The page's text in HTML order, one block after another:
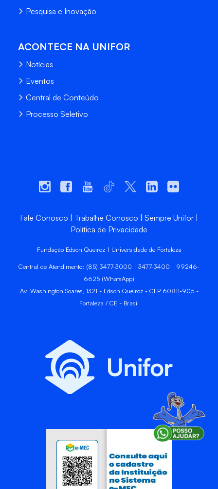
Pesquisa e Inovação
ACONTECE NA UNIFOR
Notícias
Eventos
Central de Conteúdo
Processo Seletivo
Fale Conosco Trabalhe Conosco
Sempre Unifor
Política de Privacidade
Fundação Edson Queiroz | Universidade de Fortaleza
Central de Atendimento: (85) 3477-3000 | 3477-3400 | 99246-
6625 (WhatsApp)
Av. Washington Soares, 1321 - Edson Queiroz - CEP 60811-905 -
Fortaleza / CE - Brasil